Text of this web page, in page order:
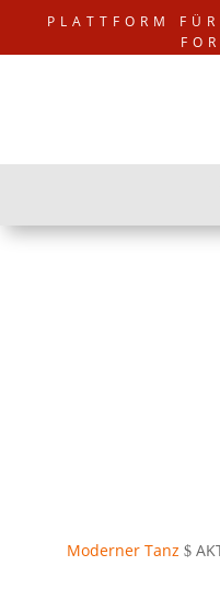
PLATTFORM
Moderner Tanz $